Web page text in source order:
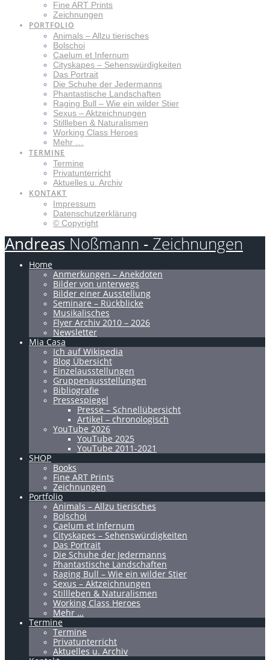
Fine ART Prints
Zeichnungen
PORTFOLIO
Animals – Allzu tierisches
Bolschoi
Caelum et Infernum
Cityskapes – Sehenswürdigkeiten
Das Portrait
Die Schuhe der Jedermanns
Phantastische Landschaften
Raging Bull – Wie ein wilder Stier
Sexus – Aktzeichnungen
Stillleben & Naturalismen
Working Class Heroes
Mehr …
TERMINE
Termine
Privatunterricht
Aktuelles u. Archiv
KONTAKT
Impressum
Datenschutzerklärung
© Copyright
Andreas Noßmann - Zeichnungen
Home
Anmerkungen – Anekdoten
Bilder von unterwegs
Bilder einer Ausstellung
Seminare – Rückblicke
Musikalisches
Flyer Archiv 2010 – 2026
Newsletter
Mia Casa
Ich auf Wikipedia
Blog Übersicht
Einzelausstellungen
Gruppenausstellungen
Bibliografie
Pressespiegel
Presse – Schnellübersicht
Artikel – chronologisch
YouTube 2026
YouTube 2025
YouTube 2011-2021
SHOP
Books
Fine ART Prints
Zeichnungen
Portfolio
Animals – Allzu tierisches
Bolschoi
Caelum et Infernum
Cityskapes – Sehenswürdigkeiten
Das Portrait
Die Schuhe der Jedermanns
Phantastische Landschaften
Raging Bull – Wie ein wilder Stier
Sexus – Aktzeichnungen
Stillleben & Naturalismen
Working Class Heroes
Mehr …
Termine
Termine
Privatunterricht
Aktuelles u. Archiv